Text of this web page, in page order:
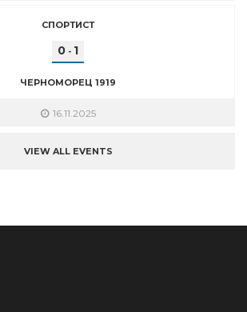
СПОРТИСТ
0 - 1
ЧЕРНОМОРЕЦ 1919
16.11.2025
VIEW ALL EVENTS